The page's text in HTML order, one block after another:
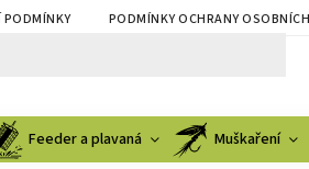
PODMÍNKY OCHRANY
Feeder a plavaná Muškaření